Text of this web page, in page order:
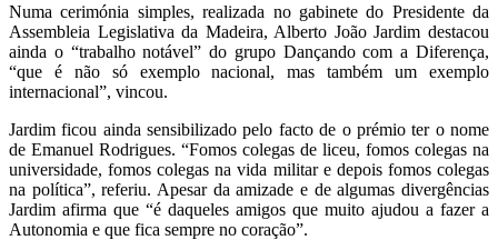
Numa cerimónia simples, realizada no gabinete do Presidente da
Assembleia Legislativa da Madeira, Alberto João Jardim destacou
ainda o “trabalho notável” do grupo Dançando com a Diferença,
“que é não só exemplo nacional, mas também um exemplo
internacional”, vincou.
Jardim ficou ainda sensibilizado pelo facto de o prémio ter o nome
de Emanuel Rodrigues. “Fomos colegas de liceu, fomos colegas na
universidade, fomos colegas na vida militar e depois fomos colegas
na política”, referiu. Apesar da amizade e de algumas divergências
Jardim afirma que “é daqueles amigos que muito ajudou a fazer a
Autonomia e que fica sempre no coração”.